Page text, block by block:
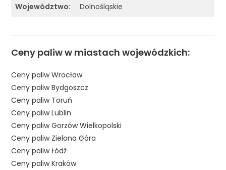
Województwo: Dolnośląskie
Ceny paliw w miastach wojewódzkich:
Ceny paliw Wrocław
Ceny paliw Bydgoszcz
Ceny paliw Toruń
Ceny paliw Lublin
Ceny paliw Gorzów Wielkopolski
Ceny paliw Zielona Góra
Ceny paliw Łódź
Ceny paliw Kraków